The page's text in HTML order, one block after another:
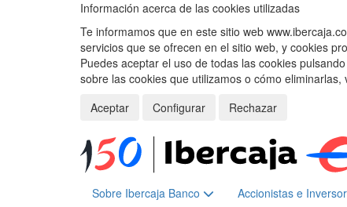
Información acerca de las cookies utilizadas
Te informamos que en este sitio web
servicios que se ofrecen en el sitio web, y cookies
Puedes aceptar el uso de todas las cookies
sobre las cookies que utilizamos o cómo eliminarlas,
Aceptar
Configurar
Rechazar
Sobre Ibercaja Banco Accionistas e